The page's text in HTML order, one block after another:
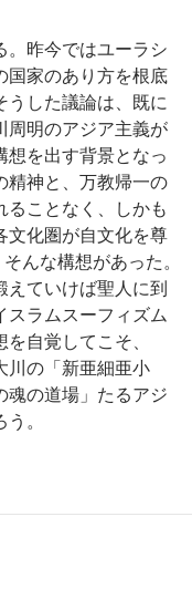
昨今ではユーラシ
国家のあり方を根底
うした議論は、既に
周明のアジア主義が
想を出す背景となっ
精神と、万教帰一の
ることなく、しかも
文化圏が自文化を尊
んな構想があった。
えていけば聖人に到
スラムスーフィズム
自覚してこそ、
川の「新亜細亜小
魂の道場」たるアジ
。